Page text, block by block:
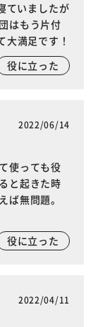
ていましたが
はもう片付
満足です！
役に立った
2022/06/14
使っても役
と起きた時
ば無問題。
役に立った
2022/04/11